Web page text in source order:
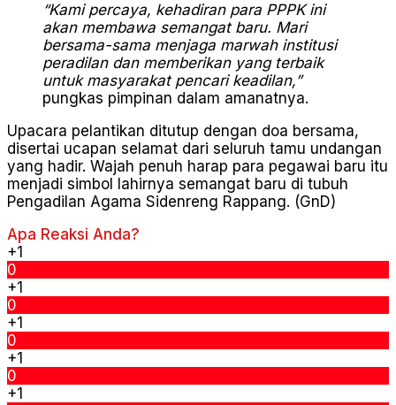
“Kami percaya, kehadiran para PPPK ini
akan membawa semangat baru. Mari
bersama-sama menjaga marwah institusi
peradilan dan memberikan yang terbaik
untuk masyarakat pencari keadilan,”
pungkas pimpinan dalam amanatnya.
Upacara pelantikan ditutup dengan doa bersama,
disertai ucapan selamat dari seluruh tamu undangan
yang hadir. Wajah penuh harap para pegawai baru itu
menjadi simbol lahirnya semangat baru di tubuh
Pengadilan Agama Sidenreng Rappang. (GnD)
Apa Reaksi Anda?
+1
0
+1
0
+1
0
+1
0
+1